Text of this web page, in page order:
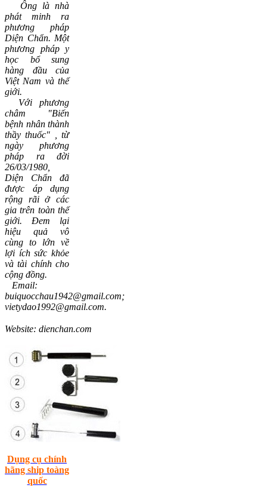
Ông là nhà
phát minh ra
phương pháp
Diện Chẩn. Một
phương pháp y
học bổ sung
hàng đầu của
Việt Nam và thế
giới.
Với phương
châm "Biến
bệnh nhân thành
thầy thuốc" , từ
ngày phương
pháp ra đời
26/03/1980,
Diện Chẩn đã
được áp dụng
rộng rãi ở các
gia trên toàn thế
giới. Đem lại
hiệu quả vô
cùng to lớn về
lợi ích sức khỏe
và tài chính cho
cộng đồng.
Email:
buiquocchau1942@gmail.com;
vietydao1992@gmail.com.
Website: dienchan.com
Dụng cụ chính
hãng ship toàng
quốc